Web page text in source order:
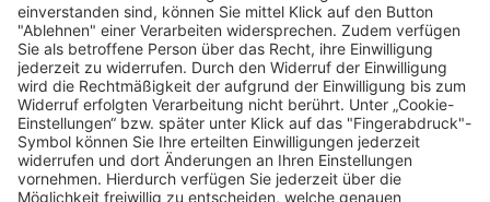
Bei Facility Connect anmelden
Impressum